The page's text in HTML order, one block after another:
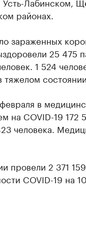
районах.
зараженных
25 475
1 524
тяжелом
в
на COVID-19 172
человека.
провели 2 371
COVID-19 на